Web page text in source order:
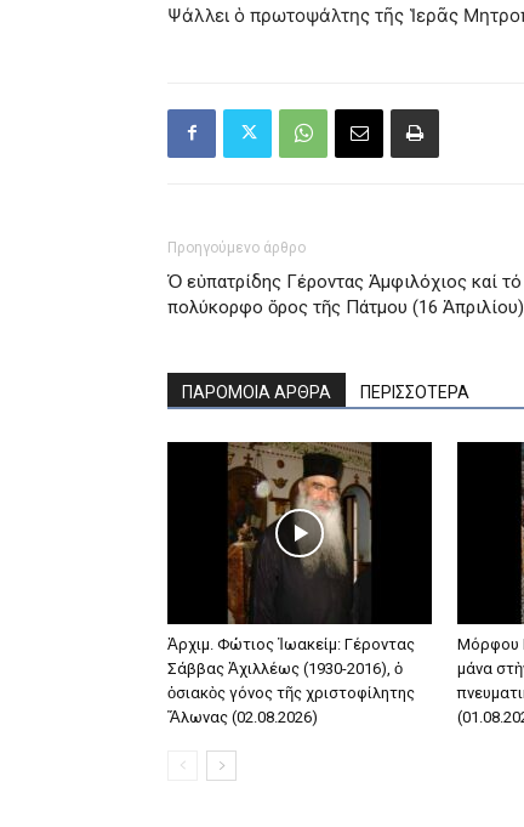
Ψάλλει ὁ πρωτοψάλτης τῆς Ἱερᾶς
Προηγούμενο άρθρο
Ὁ εὐπατρίδης Γέροντας Ἀμφιλόχιος καί τό
πολύκορφο ὄρος τῆς Πάτμου (16 Ἀπριλίου)
ΠΑΡΟΜΟΙΑ ΑΡΘΡΑ ΠΕΡΙΣΣΟΤΕΡΑ
Ἀρχιμ. Φώτιος Ἰωακείμ: Γέροντας
Σάββας Ἀχιλλέως (1930-2016), ὁ
ὁσιακὸς γόνος τῆς χριστοφίλητης
Ἅλωνας (02.08.2026)
Μόρφου
μάνα